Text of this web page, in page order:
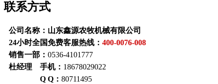
联系方式
公司名称：山东鑫源农牧机械有限公司
24小时全国免费客服热线： 400-0076-008
销售一部： 0536-4101777
杜经理 手机： 18678029022
Q Q： 80711495